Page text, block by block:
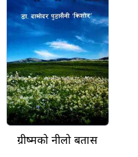
ग्रीष्मको नीलो बतास